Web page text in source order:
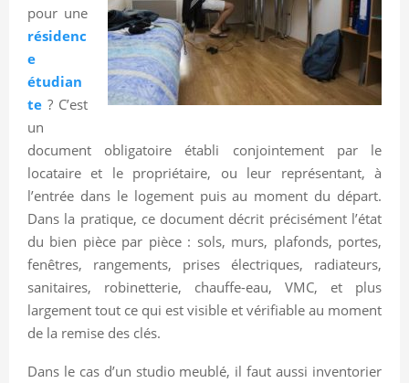
pour une
résidenc
e
étudian
te ? C’est
un
document obligatoire établi conjointement par le
locataire et le propriétaire, ou leur représentant, à
l’entrée dans le logement puis au moment du départ.
Dans la pratique, ce document décrit précisément l’état
du bien pièce par pièce : sols, murs, plafonds, portes,
fenêtres, rangements, prises électriques, radiateurs,
sanitaires, robinetterie, chauffe-eau, VMC, et plus
largement tout ce qui est visible et vérifiable au moment
de la remise des clés.
Dans le cas d’un studio meublé, il faut aussi inventorier